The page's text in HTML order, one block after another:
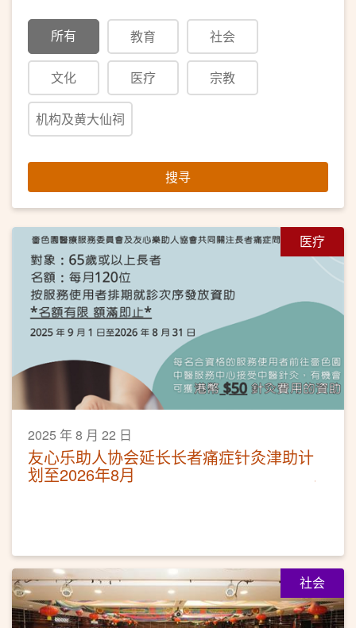
所有 教育 社会
文化 医疗 宗教
机构及黄大仙祠
搜寻
医疗
2025 年 8 月 22 日
友心乐助人协会延长长者痛症针灸津助计
划至2026年8月
社会